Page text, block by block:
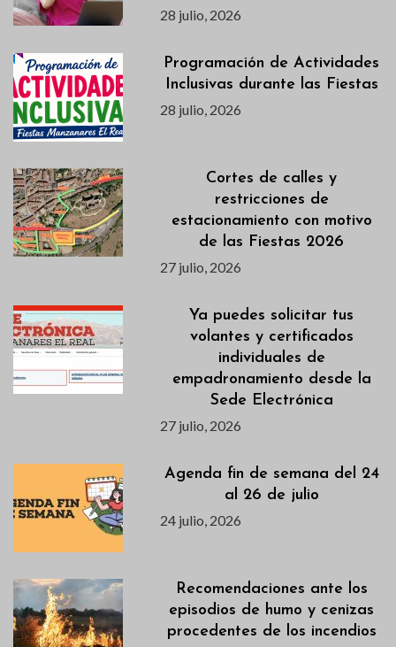
28 julio, 2026
Programación de Actividades
Inclusivas durante las Fiestas
28 julio, 2026
Cortes de calles y
restricciones de
estacionamiento con motivo
de las Fiestas 2026
27 julio, 2026
Ya puedes solicitar tus
volantes y certificados
individuales de
empadronamiento desde la
Sede Electrónica
27 julio, 2026
Agenda fin de semana del 24
al 26 de julio
24 julio, 2026
Recomendaciones ante los
episodios de humo y cenizas
procedentes de los incendios